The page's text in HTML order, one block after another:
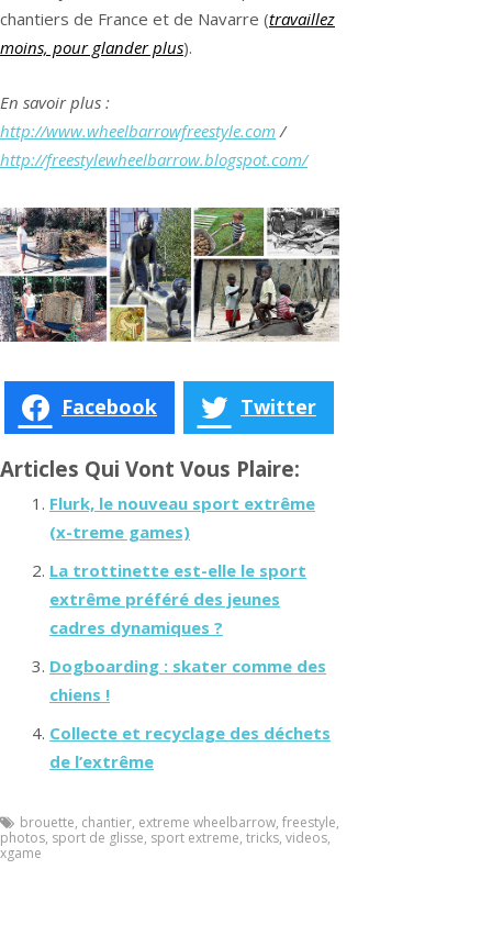
chantiers de France et de Navarre (travaillez
moins, pour glander plus).
En savoir plus :
http://www.wheelbarrowfreestyle.com/
http://freestylewheelbarrow.blogspot.com/
Facebook Twitter
Articles Qui Vont Vous Plaire:
Flurk, le nouveau sport extrême
(x-treme games)
La trottinette est-elle le sport
extrême préféré des jeunes
cadres dynamiques ?
Dogboarding : skater comme des
chiens !
Collecte et recyclage des déchets
de l’extrême
brouette, chantier, extreme wheelbarrow, freestyle,
photos, sport de glisse, sport extreme, tricks, videos,
xgame